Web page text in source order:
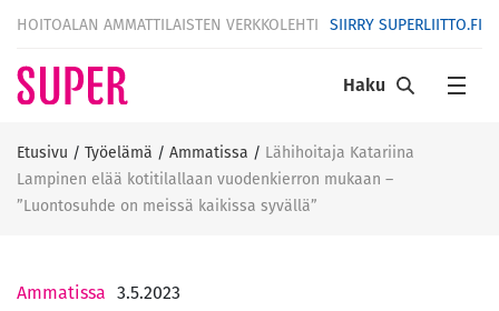
HOITOALAN AMMATTILAISTEN VERKKOLEHTI SIIRRY SUPERLIITTO.FI
Haku
Etusivu / Työelämä / Ammatissa / Lähihoitaja Katariina
Lampinen elää kotitilallaan vuodenkierron mukaan –
”Luontosuhde on meissä kaikissa syvällä”
Ammatissa 3.5.2023